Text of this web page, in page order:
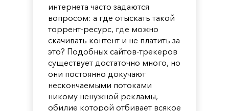
интернета часто задаются
вопросом: а где отыскать такой
торрент-ресурс, где можно
скачивать контент и не платить за
это? Подобных сайтов-трекеров
существует достаточно много, но
они постоянно докучают
нескончаемыми потоками
никому ненужной рекламы,
обилие которой отбивает всякое